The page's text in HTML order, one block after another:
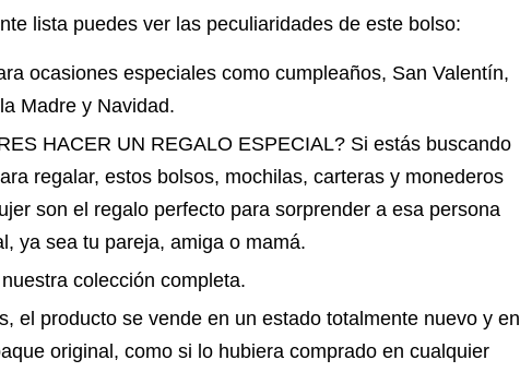
lista puedes ver las peculiaridades de este bolso:
ocasiones especiales como cumpleaños, San Valentín,
Madre y Navidad.
HACER UN REGALO ESPECIAL? Si estás buscando
regalar, estos bolsos, mochilas, carteras y monederos
son el regalo perfecto para sorprender a esa persona
ya sea tu pareja, amiga o mamá.
colección completa.
el producto se vende en un estado totalmente nuevo y en
original, como si lo hubiera comprado en cualquier